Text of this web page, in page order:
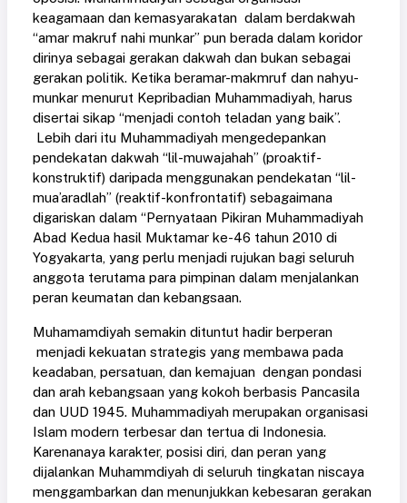
keagamaan dan kemasyarakatan dalam berdakwah
“amar makruf nahi munkar” pun berada dalam koridor
dirinya sebagai gerakan dakwah dan bukan sebagai
gerakan politik. Ketika beramar-makmruf dan nahyu-
munkar menurut Kepribadian Muhammadiyah, harus
disertai sikap “menjadi contoh teladan yang baik”.
Lebih dari itu Muhammadiyah mengedepankan
pendekatan dakwah “lil-muwajahah” (proaktif-
konstruktif) daripada menggunakan pendekatan “lil-
mua’aradlah” (reaktif-konfrontatif) sebagaimana
digariskan dalam “Pernyataan Pikiran Muhammadiyah
Abad Kedua hasil Muktamar ke-46 tahun 2010 di
Yogyakarta, yang perlu menjadi rujukan bagi seluruh
anggota terutama para pimpinan dalam menjalankan
peran keumatan dan kebangsaan.
Muhamamdiyah semakin dituntut hadir berperan
menjadi kekuatan strategis yang membawa pada
keadaban, persatuan, dan kemajuan dengan pondasi
dan arah kebangsaan yang kokoh berbasis Pancasila
dan UUD 1945. Muhammadiyah merupakan organisasi
Islam modern terbesar dan tertua di Indonesia.
Karenanaya karakter, posisi diri, dan peran yang
dijalankan Muhammdiyah di seluruh tingkatan niscaya
menggambarkan dan menunjukkan kebesaran gerakan